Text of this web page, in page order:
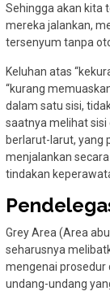
Sehingga akan kita
mereka jalankan,
tersenyum tanpa
Keluhan atas
“kurang
dalam satu sisi,
saatnya melihat sisi
berlarut-larut, yang
menjalankan
tindakan
Grey Area (Area
seharusnya
mengenai prosedur
undang-undang